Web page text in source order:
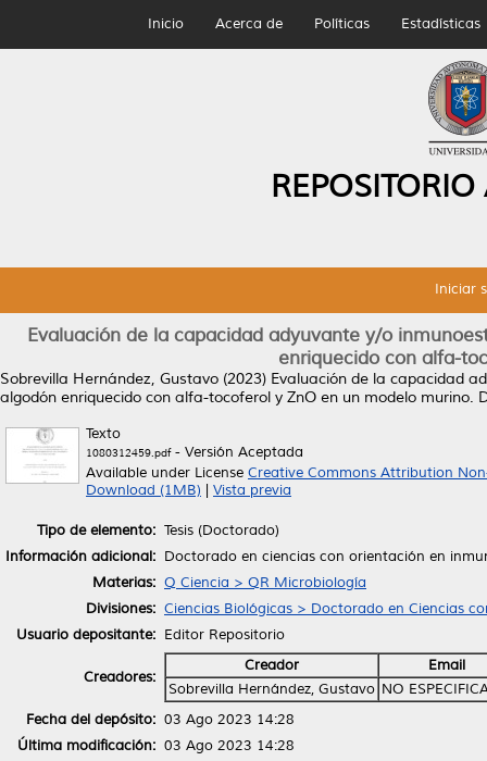
Inicio Acerca de Políticas Estadísticas
Iniciar
Evaluación de la capacidad adyuvante y/o
enriquecido con alfa-
Sobrevilla Hernández, Gustavo (2023) Evaluación de la capacidad
algodón enriquecido con alfa-tocoferol y ZnO en un modelo murino.
Texto
1080312459.pdf- Versión Aceptada
Available under License Creative Commons Attribution
Download (1MB)
Vista previa
Tipo de elemento: Tesis (Doctorado)
Información adicional: Doctorado en ciencias con orientación en
Materias: Q Ciencia > QR Microbiología
Divisiones: Ciencias Biológicas > Doctorado en Ciencias
Usuario depositante: Editor Repositorio
Creadores:
Creador
Email
Sobrevilla Hernández, Gustavo NO
Fecha del depósito: 03 Ago 2023 14:28
Última modificación: 03 Ago 2023 14:28